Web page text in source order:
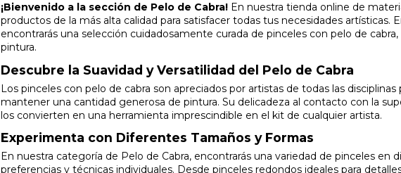
¡Bienvenido a la sección de Pelo de Cabra! En nuestra tienda online de
productos de la más alta calidad para satisfacer todas tus necesidades artísticas.
encontrarás una selección cuidadosamente curada de pinceles con pelo de
pintura.
Descubre la Suavidad y Versatilidad del Pelo de Cabra
Los pinceles con pelo de cabra son apreciados por artistas de todas las
mantener una cantidad generosa de pintura. Su delicadeza al contacto con la
los convierten en una herramienta imprescindible en el kit de cualquier artista.
Experimenta con Diferentes Tamaños y Formas
En nuestra categoría de Pelo de Cabra, encontrarás una variedad de pinceles en
preferencias y técnicas individuales. Desde pinceles redondos ideales para